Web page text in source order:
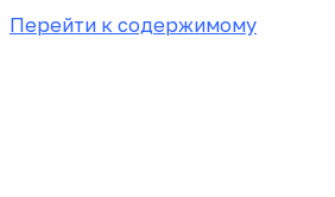
Перейти к содержимому